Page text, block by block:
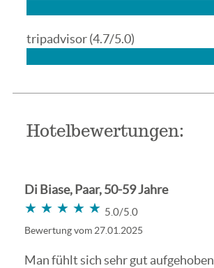
tripadvisor(4.7/5.0)
Hotelbewertungen:
Di Biase, Paar, 50-59 Jahre
★★★★★
★★★★★ 5.0/5.0
Bewertung vom 27.01.2025
Man fühlt sich sehr gut aufgehoben